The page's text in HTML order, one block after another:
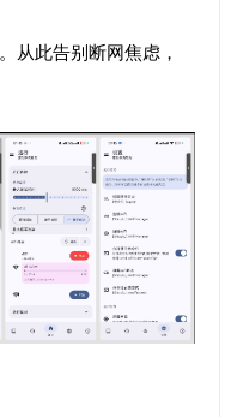
从此告别断网焦虑，